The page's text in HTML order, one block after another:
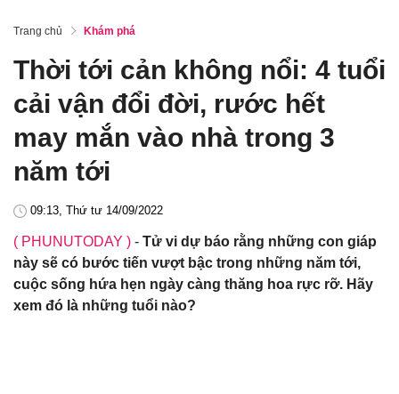
Trang chủ Khám phá
Thời tới cản không nổi: 4 tuổi
cải vận đổi đời, rước hết
may mắn vào nhà trong 3
năm tới
09:13, Thứ tư 14/09/2022
( PHUNUTODAY ) - Tử vi dự báo rằng những con giáp
này sẽ có bước tiến vượt bậc trong những năm tới,
cuộc sống hứa hẹn ngày càng thăng hoa rực rỡ. Hãy
xem đó là những tuổi nào?